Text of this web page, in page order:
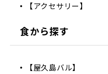
【アクセサリー】
食から探す
【屋久島バル】